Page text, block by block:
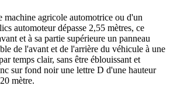
machine agricole automotrice ou d'un
automoteur dépasse 2,55 mètres, ce
et à sa partie supérieure un panneau
de l'avant et de l'arrière du véhicule à une
temps clair, sans être éblouissant et
sur fond noir une lettre D d'une hauteur
mètre.